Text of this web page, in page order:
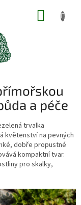
a péče
trvalka
květenství na pevných
dobře propustné
kompaktní tvar.
pro skalky,